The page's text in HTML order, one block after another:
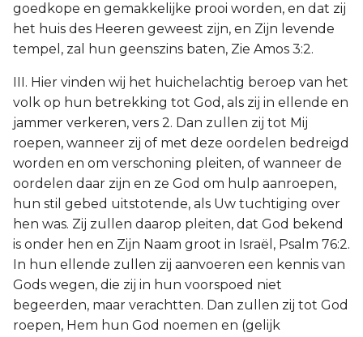
goedkope en gemakkelijke prooi worden, en dat zij
het huis des Heeren geweest zijn, en Zijn levende
tempel, zal hun geenszins baten, Zie Amos 3:2.
III. Hier vinden wij het huichelachtig beroep van het
volk op hun betrekking tot God, als zij in ellende en
jammer verkeren, vers 2. Dan zullen zij tot Mij
roepen, wanneer zij of met deze oordelen bedreigd
worden en om verschoning pleiten, of wanneer de
oordelen daar zijn en ze God om hulp aanroepen,
hun stil gebed uitstotende, als Uw tuchtiging over
hen was. Zij zullen daarop pleiten, dat God bekend
is onder hen en Zijn Naam groot in Israël, Psalm 76:2.
In hun ellende zullen zij aanvoeren een kennis van
Gods wegen, die zij in hun voorspoed niet
begeerden, maar verachtten. Dan zullen zij tot God
roepen, Hem hun God noemen en (gelijk